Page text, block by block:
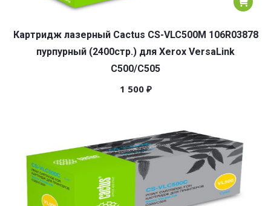
Картридж лазерный Cactus CS-VLC500M 106R03878
пурпурный (2400стр.) для Xerox VersaLink
C500/C505
1 500 ₽